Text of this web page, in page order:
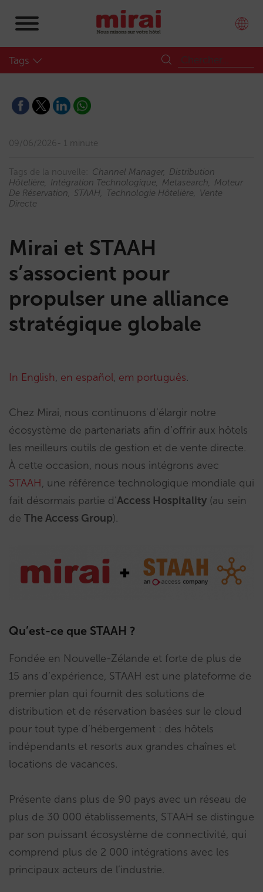
Tags
09/06/2026 1 minute
Tags de la nouvelle: Channel Manager
Distribution
Hôtelière
Intégration Technologique Metasearch
Moteur
De Réservation
STAAH Technologie Hôtelière
Vente
Directe
Mirai et STAAH
s’associent pour
propulser une alliance
stratégique globale
In English, en español, em português.
Chez Mirai, nous continuons d’élargir notre
écosystème de partenariats afin d’offrir aux hôtels
les meilleurs outils de gestion et de vente directe.
À cette occasion, nous nous intégrons avec
STAAH, une référence technologique mondiale qui
fait désormais partie d’Access Hospitality (au sein
de The Access Group).
Qu’est-ce que STAAH ?
Fondée en Nouvelle-Zélande et forte de plus de
15 ans d’expérience, STAAH est une plateforme de
premier plan qui fournit des solutions de
distribution et de réservation basées sur le cloud
pour tout type d’hébergement : des hôtels
indépendants et resorts aux grandes chaînes et
locations de vacances.
Présente dans plus de 90 pays avec un réseau de
plus de 30 000 établissements, STAAH se distingue
par son puissant écosystème de connectivité, qui
comprend plus de 2 000 intégrations avec les
principaux acteurs de l’industrie.